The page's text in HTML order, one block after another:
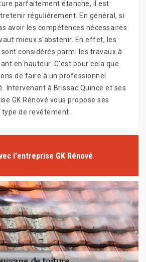
parfaitement étanche, il est
régulièrement. En général, si
avoir les compétences nécessaires
mieux s'abstenir. En effet, les
considérés parmi les travaux à
en hauteur. C'est pour cela que
de faire à un professionnel
Intervenant à Brissac Quince et ses
GK Rénové vous propose ses
de revêtement.
l'entreprise GK Rénové